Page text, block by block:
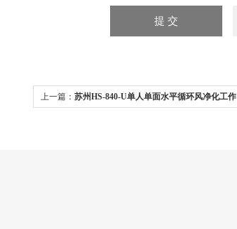
上一篇： 苏州HS-840-U单人单面水平循环风净化工作